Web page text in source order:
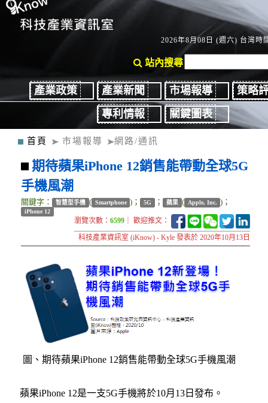
2026年8月08日 (週六) 台灣時
站內搜尋
產業政策 產業新聞 市場報導
策略
專利情報
關鍵圖表
首頁 市場報導 網路/通訊
期待蘋果iPhone 12銷售能帶動全球5G
手機風潮
關鍵字： 智慧型手機 ( Smartphone )； 5G ； 蘋果 ( Apple, Inc. )；
iPhone 12
瀏覽次數：6599 ｜ 歡迎推文：
科技產業資訊室 (iKnow) - Kyle 發表於 2020年10月13日
圖、期待蘋果iPhone 12銷售能帶動全球5G手機風潮
蘋果iPhone 12是一支5G手機將於10月13日發布。